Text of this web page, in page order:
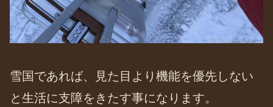
雪国であれば、見た目より機能を優先しない
と生活に支障をきたす事になります。